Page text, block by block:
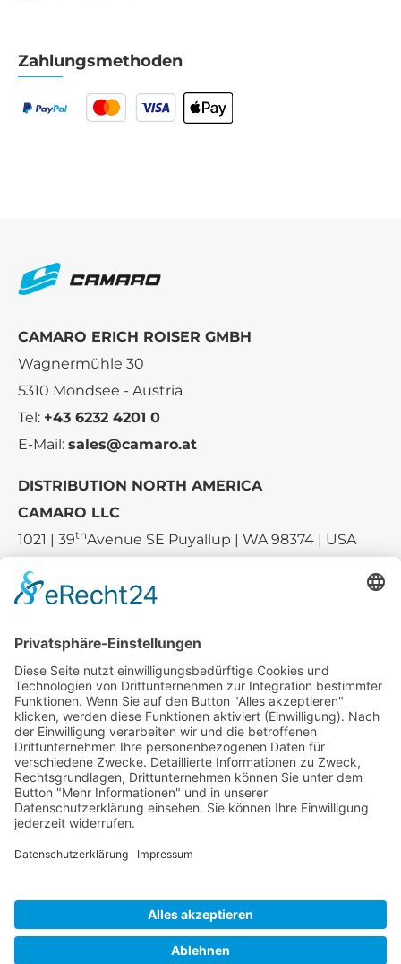
Zahlungsmethoden
CAMARO ERICH ROISER GMBH
Wagnermühle 30
5310 Mondsee - Austria
Tel: +43 6232 4201 0
E-Mail: sales@camaro.at
DISTRIBUTION NORTH AMERICA
CAMARO LLC
1021 | 39thAvenue SE Puyallup | WA 98374 | USA
Tel.:+1 253-867-57 35
Unternehmen
Service
Media
© 2026 - Camaro Erich Roiser GmbH
AGB Impressum